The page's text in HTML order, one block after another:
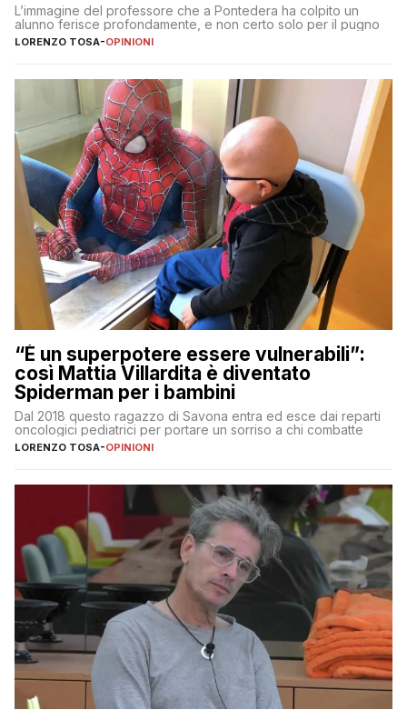
L’immagine del professore che a Pontedera ha colpito un
alunno ferisce profondamente, e non certo solo per il pugno
LORENZO TOSA-OPINIONI
“È un superpotere essere vulnerabili”:
così Mattia Villardita è diventato
Spiderman per i bambini
Dal 2018 questo ragazzo di Savona entra ed esce dai reparti
oncologici pediatrici per portare un sorriso a chi combatte
LORENZO TOSA-OPINIONI